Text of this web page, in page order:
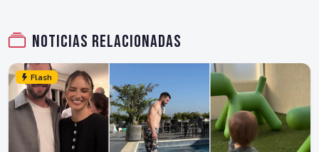
Noticias relacionadas
Flash